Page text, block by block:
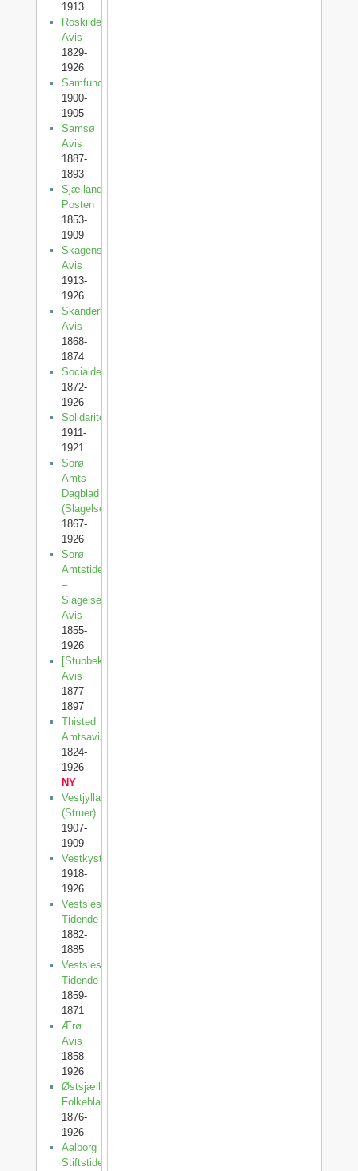
1913
Roskilde
Avis
1829-
1926
Samfundet
1900-
1905
Samsø
Avis
1887-
1893
Sjællands-
Posten
1853-
1909
Skagens
Avis
1913-
1926
Skanderborg
Avis
1868-
1874
Socialdemokraten
1872-
1926
Solidaritet
1911-
1921
Sorø
Amts
Dagblad
(SlagelsePosten)
1867-
1926
Sorø
Amtstidende
–
Slagelse
Avis
1855-
1926
[Stubbekøbing
Avis
1877-
1897
Thisted
Amtsavis
1824-
1926
NY
Vestjylland
(Struer)
1907-
1909
Vestkysten
1918-
1926
Vestslesvigs
Tidende
1882-
1885
Vestslesvigsk
Tidende
1859-
1871
Ærø
Avis
1858-
1926
Østsjællands
Folkeblad
1876-
1926
Aalborg
Stiftstidende